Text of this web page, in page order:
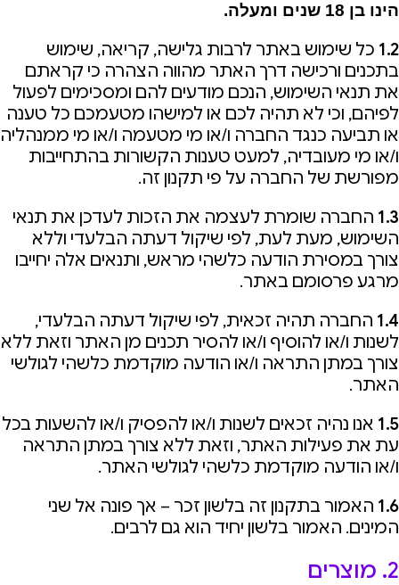
הינו בן 18 שנים ומעלה.
1.2 כל שימוש באתר לרבות גלישה, קריאה, שימוש
בתכנים ורכישה דרך האתר מהווה הצהרה כי קראתם
את תנאי השימוש, הנכם מודעים להם ומסכימים לפעול
לפיהם, וכי לא תהיה לכם או למישהו מטעמכם כל טענה
או תביעה כנגד החברה ו/או מי מטעמה ו/או מי ממנהליה
ו/או מי מעובדיה, למעט טענות הקשורות בהתחייבות
מפורשת של החברה על פי תקנון זה.
1.3 החברה שומרת לעצמה את הזכות לעדכן את תנאי
השימוש, מעת לעת, לפי שיקול דעתה הבלעדי וללא
צורך במסירת הודעה כלשהי מראש, ותנאים אלה יחייבו
מרגע פרסומם באתר.
1.4 החברה תהיה זכאית, לפי שיקול דעתה הבלעדי,
לשנות ו/או להוסיף ו/או להסיר תכנים מן האתר וזאת ללא
צורך במתן התראה ו/או הודעה מוקדמת כלשהי לגולשי
האתר.
1.5 אנו נהיה זכאים לשנות ו/או להפסיק ו/או להשעות בכל
עת את פעילות האתר, וזאת ללא צורך במתן התראה
ו/או הודעה מוקדמת כלשהי לגולשי האתר.
1.6 האמור בתקנון זה בלשון זכר – אך פונה אל שני
המינים. האמור בלשון יחיד הוא גם לרבים.
2. מוצרים